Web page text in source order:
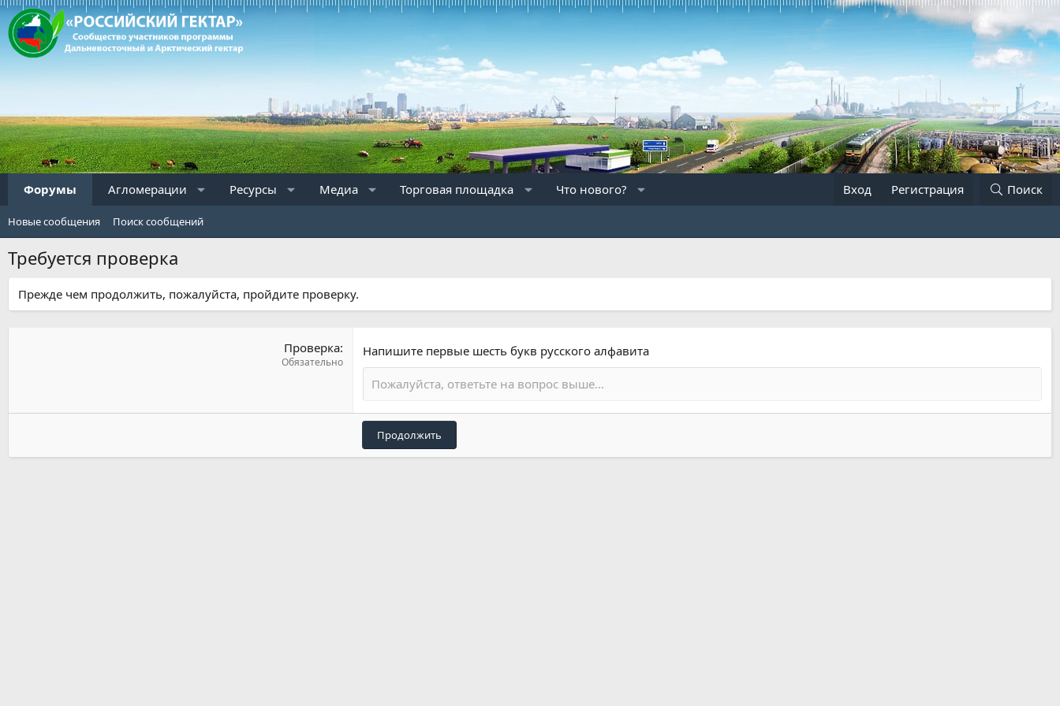
Форумы Агломерации Ресурсы Медиа Торговая площадка Что нового? Вход Регистрация Поиск
Новые сообщения Поиск сообщений
Требуется проверка
Прежде чем продолжить, пожалуйста, пройдите проверку.
Проверка
Обязательно
Напишите первые шесть букв русского алфавита
Продолжить